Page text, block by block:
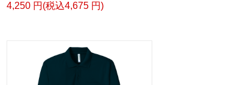
4,250 円(税込4,675 円)